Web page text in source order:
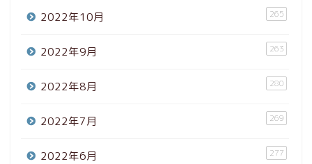
2022年10月 265
2022年9月 263
2022年8月 280
2022年7月 269
2022年6月 277